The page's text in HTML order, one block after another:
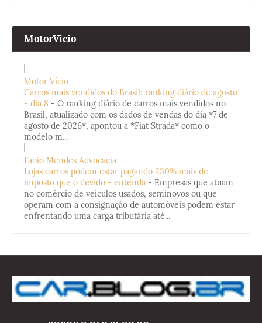
MotorVicio
Motor Vício
Carros mais vendidos do Brasil: ranking diário de agosto
- dia 8 - O ranking diário de carros mais vendidos no
Brasil, atualizado com os dados de vendas do dia *7 de
agosto de 2026*, apontou a *Fiat Strada* como o
modelo m...
Fabio Mendes Advocacia
Lojas carros podem estar pagando 230% mais de
imposto que o devido - entenda - Empresas que atuam
no comércio de veículos usados, seminovos ou que
operam com a consignação de automóveis podem estar
enfrentando uma carga tributária até...